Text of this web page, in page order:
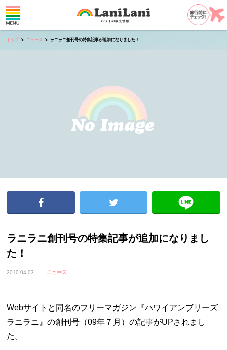
トップ ニュース ラニラニ創刊号の特集記事が追加になりました！
ラニラニ創刊号の特集記事が追加になりまし
た！
2010.04.03 ニュース
Webサイトと同名のフリーマガジン『ハワイアンブリーズ
ラニラニ』の創刊号（09年７月）の記事がUPされまし
た。